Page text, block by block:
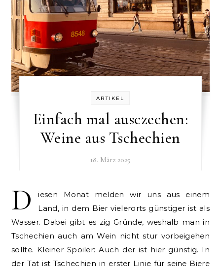
ARTIKEL
Einfach mal ausczechen:
Weine aus Tschechien
18. März 2025
D
iesen Monat melden wir uns aus einem
Land, in dem Bier vielerorts günstiger ist als
Wasser. Dabei gibt es zig Gründe, weshalb man in
Tschechien auch am Wein nicht stur vorbeigehen
sollte. Kleiner Spoiler: Auch der ist hier günstig. In
der Tat ist Tschechien in erster Linie für seine Biere